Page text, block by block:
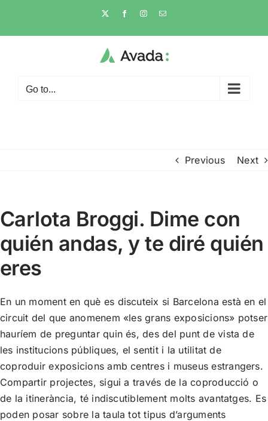
content
X FacebookInstagramEmail
Go to...
Previous Next
Carlota Broggi. Dime con
quién andas, y te diré quién
eres
En un moment en què es discuteix si Barcelona està en el
circuit del que anomenem «les grans exposicions» potser
hauríem de preguntar quin és, des del punt de vista de
les institucions públiques, el sentit i la utilitat de
coproduir exposicions amb centres i museus estrangers.
Compartir projectes, sigui a través de la coproducció o
de la itinerància, té indiscutiblement molts avantatges. Es
poden posar sobre la taula tot tipus d’arguments